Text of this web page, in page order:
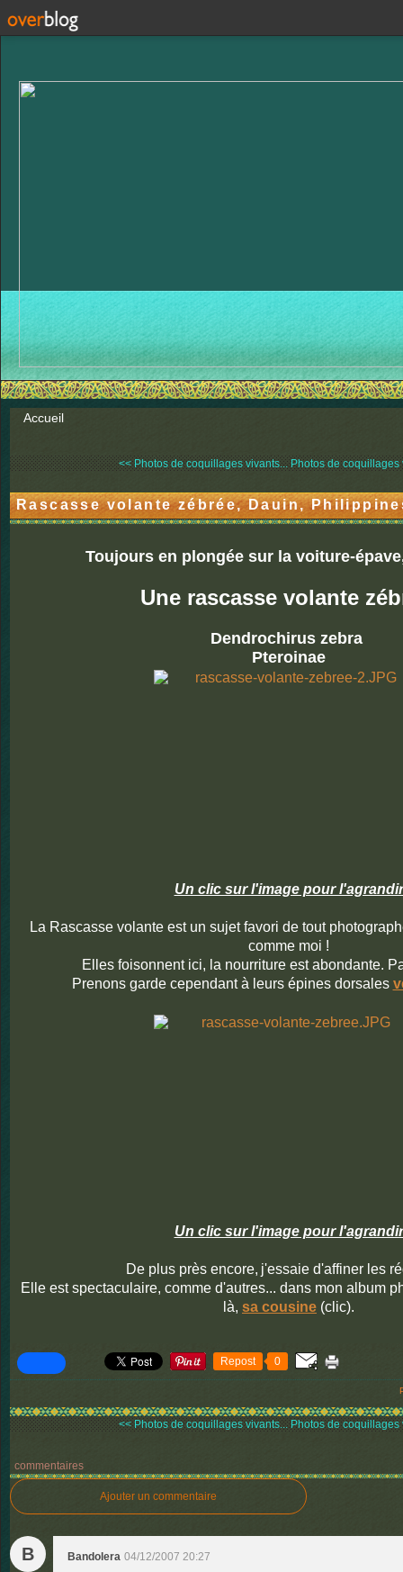
Accueil
<< Photos de coquillages vivants... Photos de coquillages
Rascasse volante zébrée, Dauin,
Toujours en plongée sur la voiture-
Une rascasse volante
Dendrochirus zebra
Pteroinae
Un clic sur l'image pour l'agrandir
La Rascasse volante est un sujet favori de tout
comme moi !
Elles foisonnent ici, la nourriture est abondante.
Prenons garde cependant à leurs épines dorsales
Un clic sur l'image pour l'agrandir
De plus près encore, j'essaie d'affiner les
Elle est spectaculaire, comme d'autres... dans mon album
là, sa cousine (clic).
Repost 0
<< Photos de coquillages vivants... Photos de coquillages
commentaires
Ajouter un commentaire
B Bandolera 04/12/2007 20:27